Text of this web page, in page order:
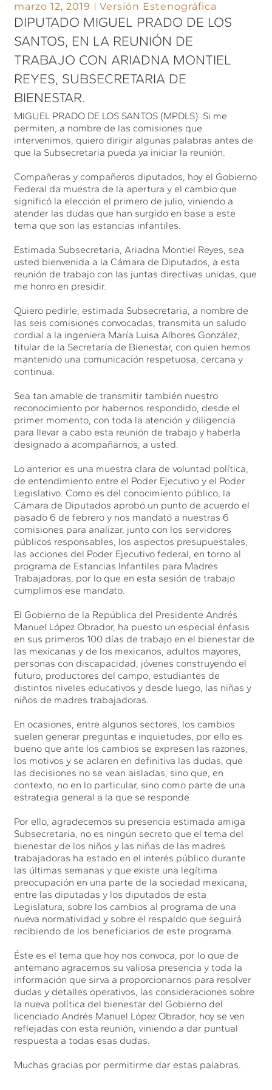
marzo 12, 2019 Versión Estenográfica
DIPUTADO MIGUEL PRADO DE LOS
SANTOS, EN LA REUNIÓN DE
TRABAJO CON ARIADNA MONTIEL
REYES, SUBSECRETARIA DE
BIENESTAR.
MIGUEL PRADO DE LOS SANTOS (MPDLS). Si me
permiten, a nombre de las comisiones que
intervenimos, quiero dirigir algunas palabras antes de
que la Subsecretaria pueda ya iniciar la reunión.
Compañeras y compañeros diputados, hoy el Gobierno
Federal da muestra de la apertura y el cambio que
significó la elección el primero de julio, viniendo a
atender las dudas que han surgido en base a este
tema que son las estancias infantiles.
Estimada Subsecretaria, Ariadna Montiel Reyes, sea
usted bienvenida a la Cámara de Diputados, a esta
reunión de trabajo con las juntas directivas unidas, que
me honro en presidir.
Quiero pedirle, estimada Subsecretaria, a nombre de
las seis comisiones convocadas, transmita un saludo
cordial a la ingeniera María Luisa Albores González,
titular de la Secretaría de Bienestar, con quien hemos
mantenido una comunicación respetuosa, cercana y
continua.
Sea tan amable de transmitir también nuestro
reconocimiento por habernos respondido, desde el
primer momento, con toda la atención y diligencia
para llevar a cabo esta reunión de trabajo y haberla
designado a acompañarnos, a usted.
Lo anterior es una muestra clara de voluntad política,
de entendimiento entre el Poder Ejecutivo y el Poder
Legislativo. Como es del conocimiento público, la
Cámara de Diputados aprobó un punto de acuerdo el
pasado 6 de febrero y nos mandató a nuestras 6
comisiones para analizar, junto con los servidores
públicos responsables, los aspectos presupuestales,
las acciones del Poder Ejecutivo federal, en torno al
programa de Estancias Infantiles para Madres
Trabajadoras, por lo que en esta sesión de trabajo
cumplimos ese mandato.
El Gobierno de la República del Presidente Andrés
Manuel López Obrador, ha puesto un especial énfasis
en sus primeros 100 días de trabajo en el bienestar de
las mexicanas y de los mexicanos, adultos mayores,
personas con discapacidad, jóvenes construyendo el
futuro, productores del campo, estudiantes de
distintos niveles educativos y desde luego, las niñas y
niños de madres trabajadoras.
En ocasiones, entre algunos sectores, los cambios
suelen generar preguntas e inquietudes, por ello es
bueno que ante los cambios se expresen las razones,
los motivos y se aclaren en definitiva las dudas, que
las decisiones no se vean aisladas, sino que, en
contexto, no en lo particular, sino como parte de una
estrategia general a la que se responde.
Por ello, agradecemos su presencia estimada amiga
Subsecretaria, no es ningún secreto que el tema del
bienestar de los niños y las niñas de las madres
trabajadoras ha estado en el interés público durante
las últimas semanas y que existe una legítima
preocupación en una parte de la sociedad mexicana,
entre las diputadas y los diputados de esta
Legislatura, sobre los cambios al programa de una
nueva normatividad y sobre el respaldo que seguirá
recibiendo de los beneficiarios de este programa.
Éste es el tema que hoy nos convoca, por lo que de
antemano agracemos su valiosa presencia y toda la
información que sirva a proporcionarnos para resolver
dudas y detalles operativos, las consideraciones sobre
la nueva política del bienestar del Gobierno del
licenciado Andrés Manuel López Obrador, hoy se ven
reflejadas con esta reunión, viniendo a dar puntual
respuesta a todas esas dudas.
Muchas gracias por permitirme dar estas palabras.